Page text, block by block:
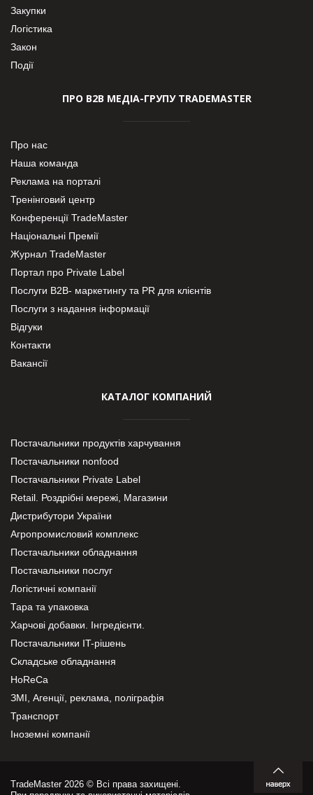
Закупки
Логістика
Закон
Події
ПРО В2В МЕДІА-ГРУПУ TRADEMASTER
Про нас
Наша команда
Реклама на порталі
Тренінговий центр
Конференції TradeMaster
Національні Премії
Журнал TradeMaster
Портал про Private Label
Послуги В2В- маркетингу та PR для клієнтів
Послуги з надання інформації
Відгуки
Контакти
Вакансії
КАТАЛОГ КОМПАНИЙ
Постачальники продуктів харчування
Постачальники nonfood
Постачальники Private Label
Retail. Роздрібні мережі, Магазини
Дистрибутори України
Агропромисловий комплекс
Постачальники обладнання
Постачальники послуг
Логістичні компанії
Тара та упаковка
Харчові добавки. Інгредієнти.
Постачальники IT-рішень
Складське обладнання
HoReCa
ЗМІ, Агенції, реклама, поліграфія
Транспорт
Іноземні компанії
TradeMaster 2026 © Всі права захищені.